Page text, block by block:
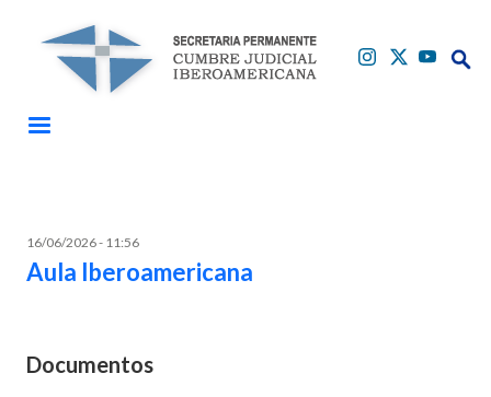
16/06/2026 - 11:56
Aula Iberoamericana
Documentos